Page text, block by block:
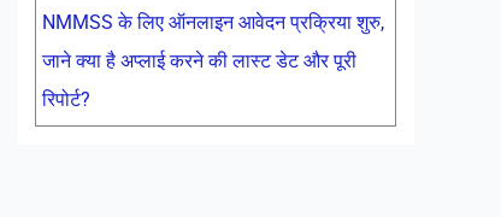
NMMSS के लिए ऑनलाइन आवेदन प्रक्रिया शुरु,
जाने क्या है अप्लाई करने की लास्ट डेट और पूरी
रिपोर्ट?